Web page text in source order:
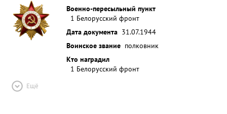
Военно-пересыльный пункт
1 Белорусский фронт
Дата документа 31.07.1944
Воинское звание полковник
Кто наградил
1 Белорусский фронт
Ещё